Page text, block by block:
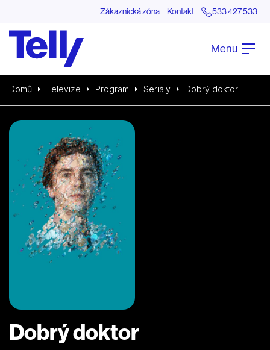
Zákaznická zóna Kontakt 533 427 533
Menu
Domů Televize Program Seriály Dobrý doktor
Dobrý doktor